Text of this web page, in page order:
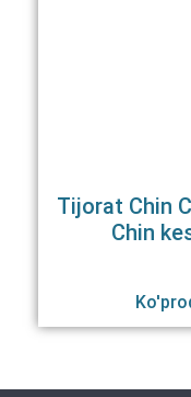
Tijorat Chin
Chin